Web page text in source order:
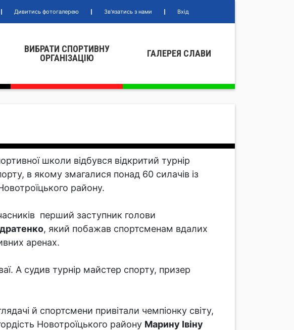
Дивитись фотогалерею Зв'язатись з нами Вхід
ВИБРАТИ СПОРТИВНУ
ОРГАНIЗАЦIЮ
ГАЛЕРЕЯ СЛАВИ
школи відбувся відкритий турнір
в якому змагалися понад 60 силачів із
району.
перший заступник голови
, який побажав спортсменам вдалих
аренах.
А судив турнір майстер спорту, призер
й спортсмени привітали чемпіонку світу,
Новотроїцького району Марину Івіну